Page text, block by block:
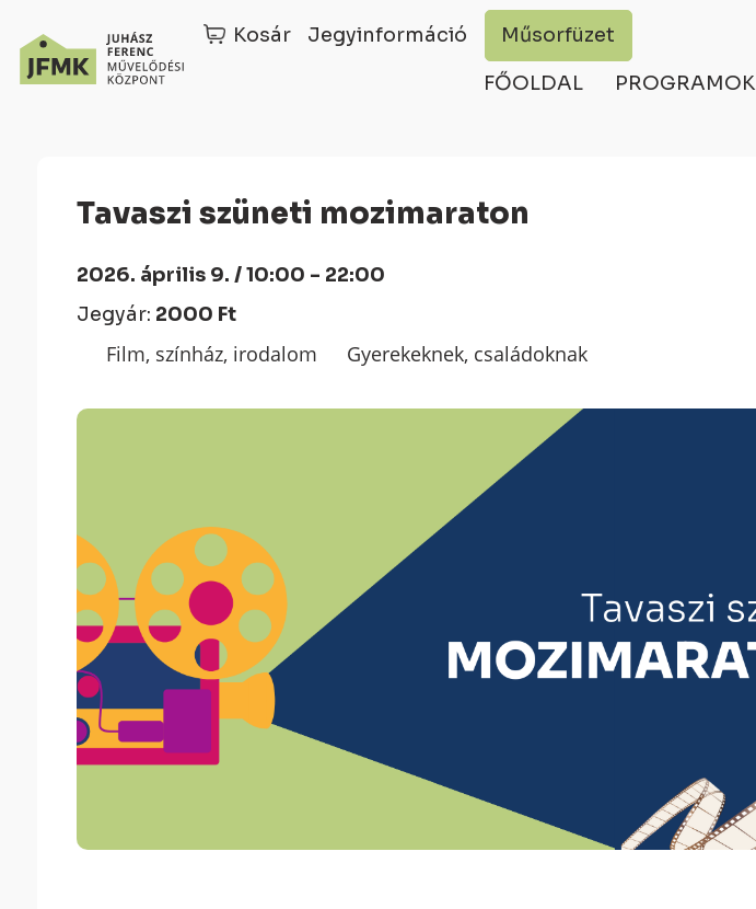
Kosár Jegyinformáció Műsorfüzet
FŐOLDAL PROGRAMOK
Tavaszi szüneti mozimaraton
2026. április 9. / 10:00 - 22:00
Jegyár: 2000 Ft
Film, színház, irodalom Gyerekeknek, családoknak